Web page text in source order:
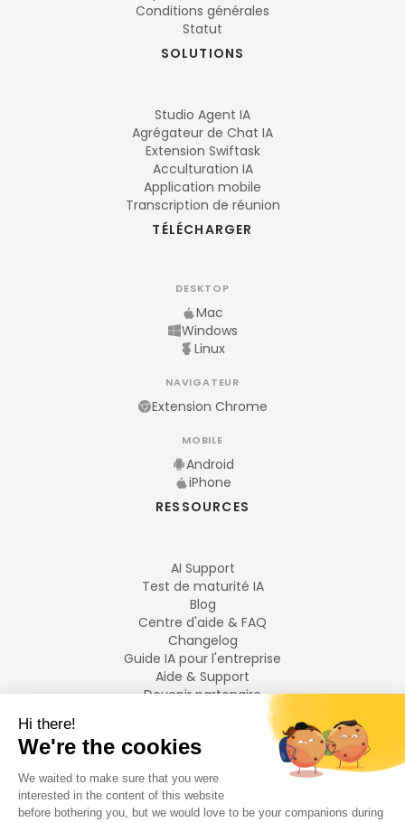
Conditions générales
Statut
SOLUTIONS
Studio Agent IA
Agrégateur de Chat IA
Extension Swiftask
Acculturation IA
Application mobile
Transcription de réunion
TÉLÉCHARGER
DESKTOP
Mac
Windows
Linux
NAVIGATEUR
Extension Chrome
MOBILE
Android
iPhone
RESSOURCES
AI Support
Test de maturité IA
Blog
Centre d'aide & FAQ
Changelog
Guide IA pour l'entreprise
Aide & Support
Devenir partenaire
LANGUES
Français
English